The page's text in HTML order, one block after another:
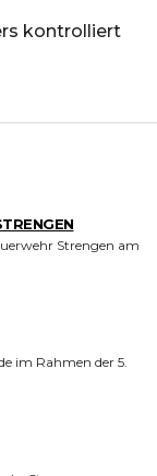
kontrolliert
Strengen am
im Rahmen der 5.